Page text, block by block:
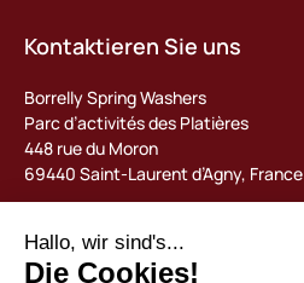
Kontaktieren Sie uns
Borrelly Spring Washers
Parc d’activités des Platières
448 rue du Moron
69440 Saint-Laurent d’Agny, France
contact@borrelly.com